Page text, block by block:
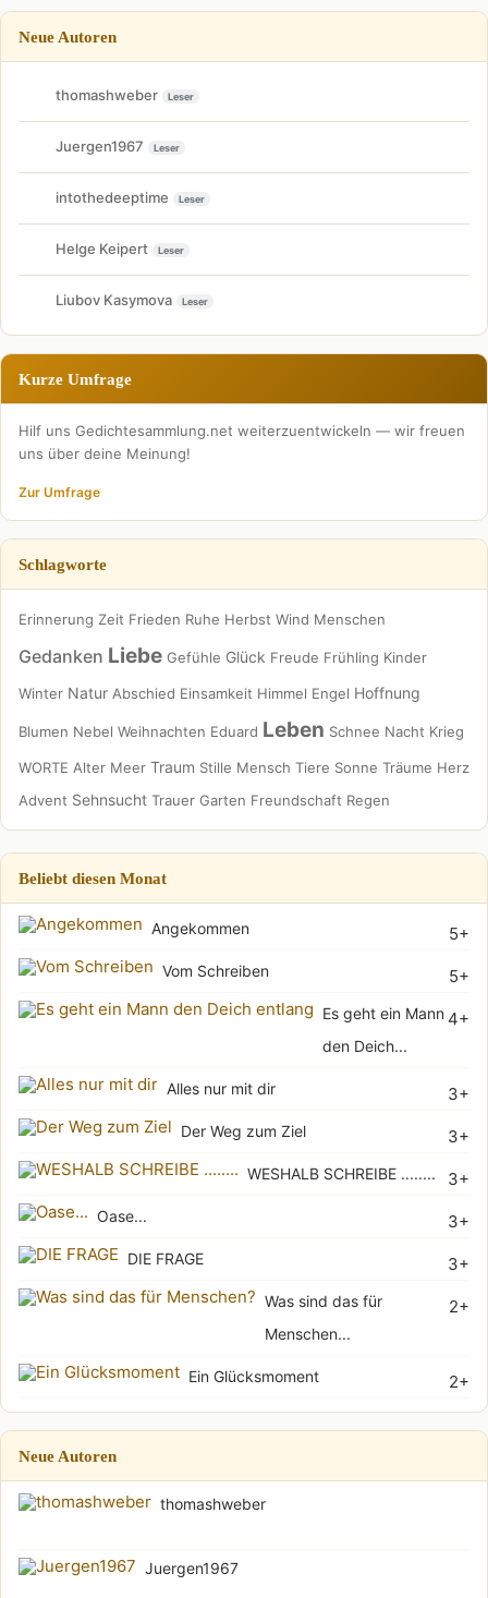
Neue Autoren
thomashweber Leser
Juergen1967 Leser
intothedeeptime Leser
Helge Keipert Leser
Liubov Kasymova Leser
Kurze Umfrage
Hilf uns Gedichtesammlung.net weiterzuentwickeln — wir freuen
uns über deine Meinung!
Zur Umfrage
Schlagworte
Erinnerung Zeit Frieden Ruhe Herbst Wind Menschen
Gedanken Liebe Gefühle Glück Freude Frühling Kinder
Winter Natur Abschied Einsamkeit Himmel Engel Hoffnung
Blumen Nebel Weihnachten Eduard Leben Schnee Nacht Krieg
WORTE Alter Meer Traum Stille Mensch Tiere Sonne Träume Herz
Advent Sehnsucht Trauer Garten Freundschaft Regen
Beliebt diesen Monat
5+
Angekommen
5+
Vom Schreiben
4+
Es geht ein Mann
den Deich...
3+
Alles nur mit dir
3+
Der Weg zum Ziel
3+
WESHALB SCHREIBE ........
3+
Oase...
3+
DIE FRAGE
2+
Was sind das für
Menschen...
2+
Ein Glücksmoment
Neue Autoren
thomashweber
Juergen1967